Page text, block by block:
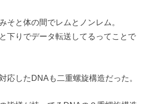
そと体の間でレムとノンレム。
下りでデータ転送してるってことで
応したDNAも二重螺旋構造だった。